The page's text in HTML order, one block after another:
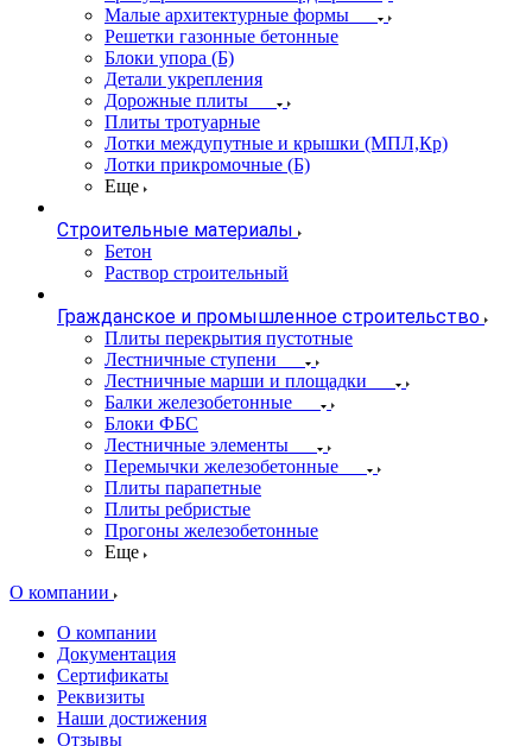
Малые архитектурные формы
Решетки газонные бетонные
Блоки упора (Б)
Детали укрепления
Дорожные плиты
Плиты тротуарные
Лотки междупутные и крышки (МПЛ,Кр)
Лотки прикромочные (Б)
Еще
Строительные материалы
Бетон
Раствор строительный
Гражданское и промышленное строительство
Плиты перекрытия пустотные
Лестничные ступени
Лестничные марши и площадки
Балки железобетонные
Блоки ФБС
Лестничные элементы
Перемычки железобетонные
Плиты парапетные
Плиты ребристые
Прогоны железобетонные
Еще
О компании
О компании
Документация
Сертификаты
Реквизиты
Наши достижения
Отзывы